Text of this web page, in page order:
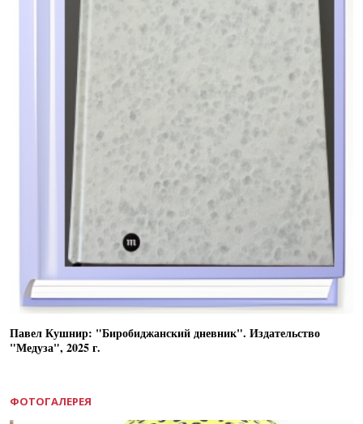
Павел Кушнир: "Биробиджанский дневник". Издательство
"Медуза", 2025 г.
ФОТОГАЛЕРЕЯ